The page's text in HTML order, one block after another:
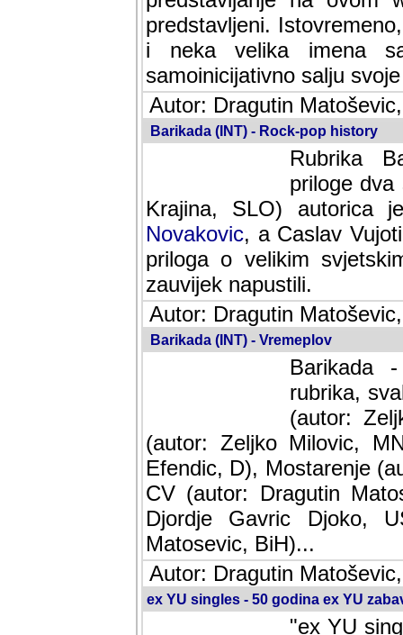
predstavljeni.
i neka velika imena
samoinicijativno salju
Autor: Dragutin
Barikada (INT) - Rock-pop history
Rubrika
dva
SLO) autorica je velikog
Caslav Vujotic
velikim svjetskim
napustili.
Autor: Dragutin
Barikada (INT) - Vremeplov
Barikada
rubrika,
(autor:
(autor: Zeljko Milovic,
Efendic, D), Mostarenje
CV (autor: Dragutin
Djordje Gavric Djoko,
Matosevic, BiH)...
Autor: Dragutin
ex YU singles - 50 godina ex YU
"ex YU